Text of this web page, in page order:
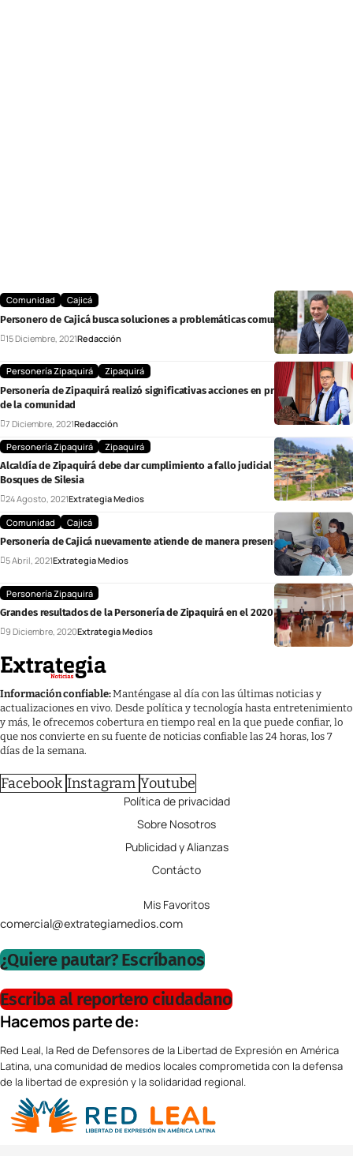
Comunidad
Cajicá
Personero de Cajicá busca soluciones a problemáticas comunales
15 Diciembre, 2021Redacción
Personería Zipaquirá
Zipaquirá
Personería de Zipaquirá realizó significativas acciones en pro del bienestar
de la comunidad
7 Diciembre, 2021Redacción
Personería Zipaquirá
Zipaquirá
Alcaldía de Zipaquirá debe dar cumplimiento a fallo judicial respecto a
Bosques de Silesia
24 Agosto, 2021Extrategia Medios
Comunidad
Cajicá
Personería de Cajicá nuevamente atiende de manera presencial
5 Abril, 2021Extrategia Medios
Personería Zipaquirá
Grandes resultados de la Personería de Zipaquirá en el 2020
9 Diciembre, 2020Extrategia Medios
Información confiable:Manténgase al día con las últimas noticias y
actualizaciones en vivo. Desde política y tecnología hasta entretenimiento
y más, le ofrecemos cobertura en tiempo real en la que puede confiar, lo
que nos convierte en su fuente de noticias confiable las 24 horas, los 7
días de la semana.
Facebook Instagram Youtube
Política de privacidad
Sobre Nosotros
Publicidad y Alianzas
Contácto
Mis Favoritos
comercial@extrategiamedios.com
¿Quiere pautar? Escríbanos
Escriba al reportero ciudadano
Hacemos parte de:
Red Leal, la Red de Defensores de la Libertad de Expresión en América
Latina, una comunidad de medios locales comprometida con la defensa
de la libertad de expresión y la solidaridad regional.